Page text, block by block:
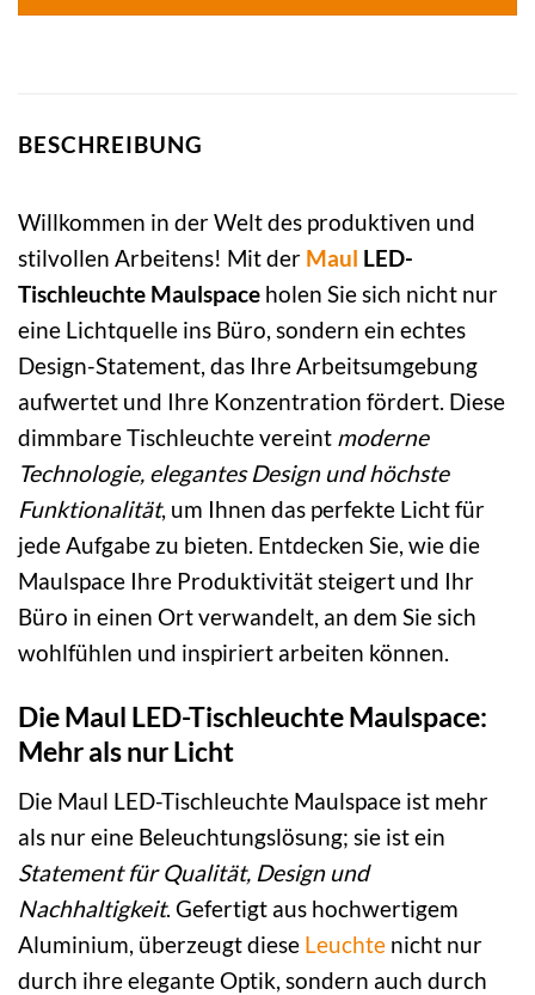
BESCHREIBUNG
Willkommen in der Welt des produktiven und
stilvollen Arbeitens! Mit der Maul LED-
Tischleuchte Maulspace holen Sie sich nicht nur
eine Lichtquelle ins Büro, sondern ein echtes
Design-Statement, das Ihre Arbeitsumgebung
aufwertet und Ihre Konzentration fördert. Diese
dimmbare Tischleuchte vereint moderne
Technologie, elegantes Design und höchste
Funktionalität, um Ihnen das perfekte Licht für
jede Aufgabe zu bieten. Entdecken Sie, wie die
Maulspace Ihre Produktivität steigert und Ihr
Büro in einen Ort verwandelt, an dem Sie sich
wohlfühlen und inspiriert arbeiten können.
Die Maul LED-Tischleuchte Maulspace:
Mehr als nur Licht
Die Maul LED-Tischleuchte Maulspace ist mehr
als nur eine Beleuchtungslösung; sie ist ein
Statement für Qualität, Design und
Nachhaltigkeit. Gefertigt aus hochwertigem
Aluminium, überzeugt diese Leuchte nicht nur
durch ihre elegante Optik, sondern auch durch